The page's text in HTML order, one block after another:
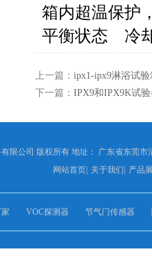
箱内超温保护
平衡状态 冷
上一篇： ipx1-ipx9淋浴试验
下一篇： IPX9和IPX9K试
限公司 版权所有 地址： 广东省东莞
网站首页| 关于我们| 产品
VOC探测器 节气门传感器